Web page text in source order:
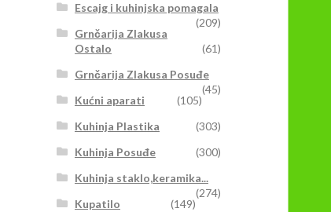
Escajg i kuhinjska pomagala
(209)
Grnčarija Zlakusa
Ostalo
(61)
Grnčarija Zlakusa Posuđe
(45)
Kućni aparati
(105)
Kuhinja Plastika
(303)
Kuhinja Posuđe
(300)
Kuhinja staklo,keramika...
(274)
Kupatilo
(149)